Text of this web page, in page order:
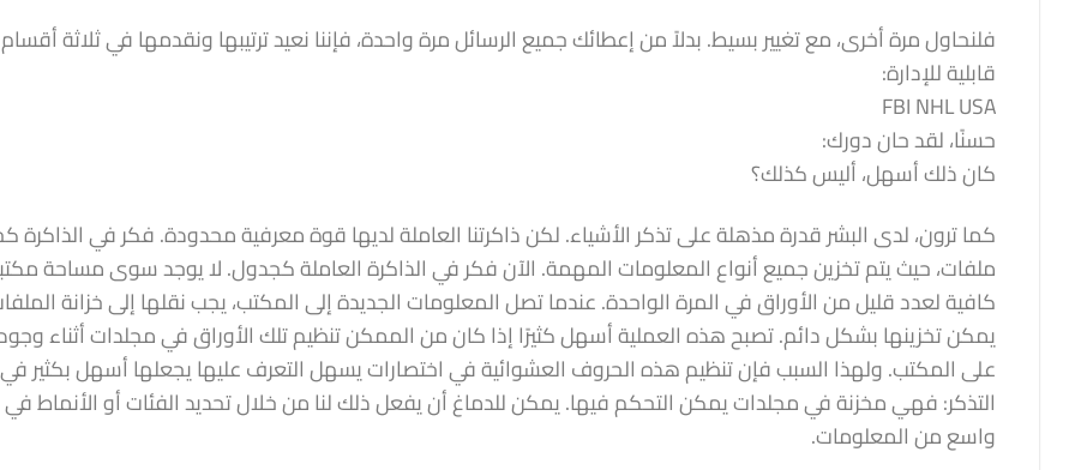
فلنحاول مرة أخرى، مع تغيير بسيط. بدلاً من إعطائك جميع الرسائل مرة واحدة، فإننا نعيد ترتيبها ونقدمها في ثلاثة أقسام
قابلية للإدارة:
FBI NHL USA
حسنًا، لقد حان دورك:
كان ذلك أسهل، أليس كذلك؟
كما ترون، لدى البشر قدرة مذهلة على تذكر الأشياء. لكن ذاكرتنا العاملة لديها قوة معرفية محدودة. فكر في الذاكرة
ملفات، حيث يتم تخزين جميع أنواع المعلومات المهمة. الآن فكر في الذاكرة العاملة كجدول. لا يوجد سوى مساحة
كافية لعدد قليل من الأوراق في المرة الواحدة. عندما تصل المعلومات الجديدة إلى المكتب، يجب نقلها إلى خزانة
يمكن تخزينها بشكل دائم. تصبح هذه العملية أسهل كثيرًا إذا كان من الممكن تنظيم تلك الأوراق في مجلدات أثناء
على المكتب. ولهذا السبب فإن تنظيم هذه الحروف العشوائية في اختصارات يسهل التعرف عليها يجعلها أسهل بكثير في
التذكر: فهي مخزنة في مجلدات يمكن التحكم فيها. يمكن للدماغ أن يفعل ذلك لنا من خلال تحديد الفئات أو الأنماط
واسع من المعلومات.